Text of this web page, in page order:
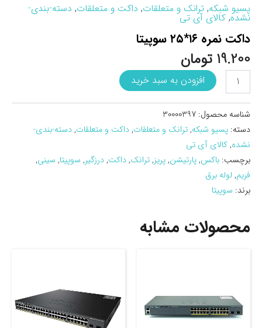
پسیو شبکه, ترانک و متعلقات, داکت و متعلقات, دسته-بندی-
نشده, کالای آی تی
داکت نمره ۱۶*۲۵ سوپيتا
19.200 تومان
داکت
نمره
سوپيتا
افزودن به سبد خرید
شناسه محصول: 30000397
دسته: پسیو شبکه,ترانک و متعلقات,داکت و متعلقات,دسته-بندی-
نشده,کالای آی تی
برچسب: باکس,پارتیشن,پریز,ترانک,داکت,درزگیر, سوپیتا, سینی,
فریم, لوله برق
برند: سوپیتا
محصولات مشابه